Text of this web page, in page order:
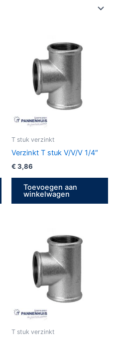
T stuk verzinkt
Verzinkt T stuk V/V/V 1/4″
€ 3,86
Toevoegen aan
winkelwagen
T stuk verzinkt